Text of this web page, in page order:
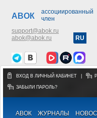
АВОК
ассоциированный
член
support@abok.ru
abok@abok.ru
RU
ВХОД В ЛИЧНЫЙ КАБИНЕТ
ЗАБЫЛИ ПАРОЛЬ?
АВОК ЖУРНАЛЫ